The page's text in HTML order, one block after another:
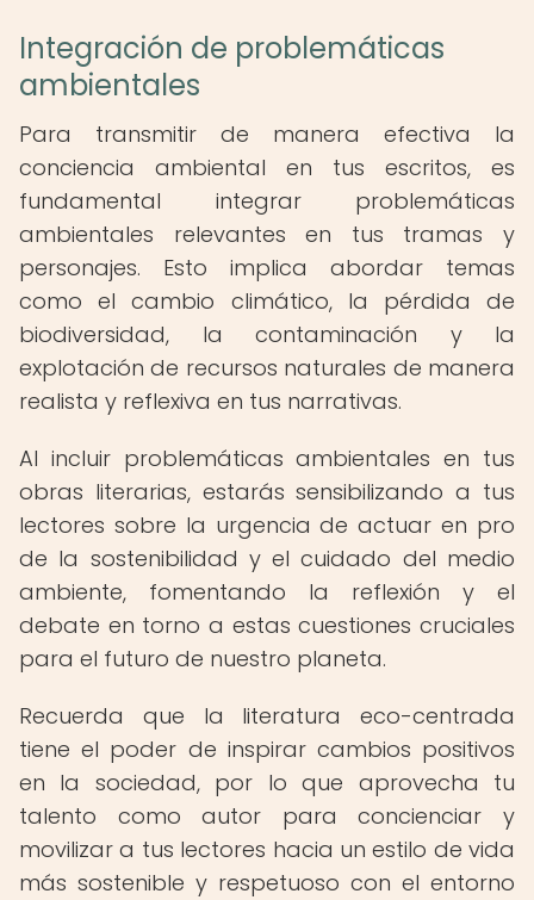
Integración de problemáticas
ambientales
Para transmitir de manera efectiva la
conciencia ambiental en tus escritos, es
fundamental integrar problemáticas
ambientales relevantes en tus tramas y
personajes. Esto implica abordar temas
como el cambio climático, la pérdida de
biodiversidad, la contaminación y la
explotación de recursos naturales de manera
realista y reflexiva en tus narrativas.
Al incluir problemáticas ambientales en tus
obras literarias, estarás sensibilizando a tus
lectores sobre la urgencia de actuar en pro
de la sostenibilidad y el cuidado del medio
ambiente, fomentando la reflexión y el
debate en torno a estas cuestiones cruciales
para el futuro de nuestro planeta.
Recuerda que la literatura eco-centrada
tiene el poder de inspirar cambios positivos
en la sociedad, por lo que aprovecha tu
talento como autor para concienciar y
movilizar a tus lectores hacia un estilo de vida
más sostenible y respetuoso con el entorno